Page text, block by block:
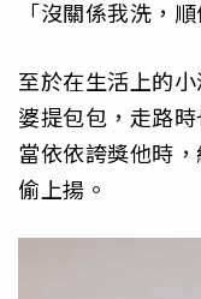
「沒關係我洗，順
至於在生活上的
婆提包包，走路
當依依誇獎他時
偷上揚。